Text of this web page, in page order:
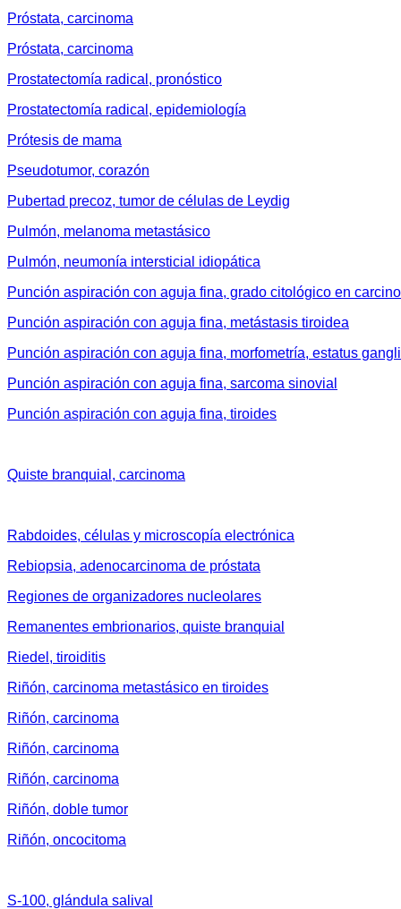
Próstata, carcinoma
Próstata, carcinoma
Prostatectomía radical, pronóstico
Prostatectomía radical, epidemiología
Prótesis de mama
Pseudotumor, corazón
Pubertad precoz, tumor de células de Leydig
Pulmón, melanoma metastásico
Pulmón, neumonía intersticial idiopática
Punción aspiración con aguja fina, grado citológico en
Punción aspiración con aguja fina, metástasis tiroidea
Punción aspiración con aguja fina, morfometría, estatus
Punción aspiración con aguja fina, sarcoma sinovial
Punción aspiración con aguja fina, tiroides
Quiste branquial, carcinoma
Rabdoides, células y microscopía electrónica
Rebiopsia, adenocarcinoma de próstata
Regiones de organizadores nucleolares
Remanentes embrionarios, quiste branquial
Riedel, tiroiditis
Riñón, carcinoma metastásico en tiroides
Riñón, carcinoma
Riñón, carcinoma
Riñón, carcinoma
Riñón, doble tumor
Riñón, oncocitoma
S-100, glándula salival